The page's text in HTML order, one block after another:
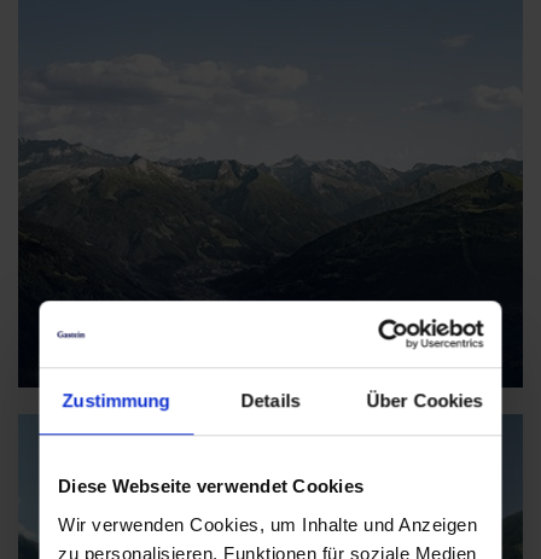
Zustimmung Details Über Cookies
Diese Webseite verwendet Cookies
Wir verwenden Cookies, um Inhalte und Anzeigen
zu personalisieren, Funktionen für soziale Medien